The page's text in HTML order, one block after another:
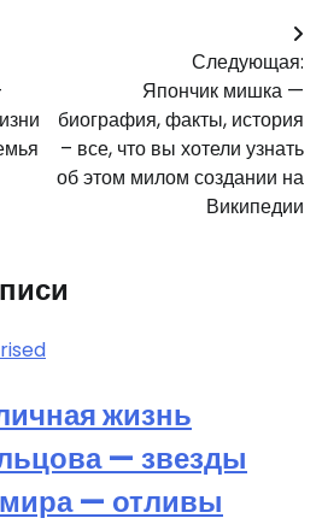
Следующая:
Япончик мишка —
биография, факты, история
– все, что вы хотели узнать
об этом милом создании на
Википедии
жизнь
— звезды
— отливы